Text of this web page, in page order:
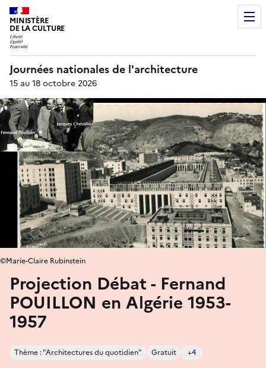
MINISTÈRE
DE LA CULTURE
Journées nationales de l'architecture
15 au 18 octobre 2026
Projection Débat - Fernand
POUILLON en Algérie 1953-
1957
Thème : "Architectures du quotidien" Gratuit +4
©Marie-Claire Rubinstein